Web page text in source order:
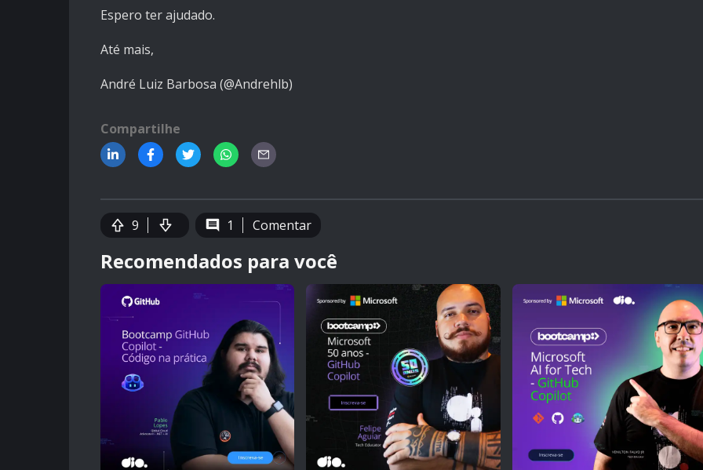
Espero ter ajudado.
Até mais,
André Luiz Barbosa (@Andrehlb)
Compartilhe
9 1 Comentar
Recomendados para você